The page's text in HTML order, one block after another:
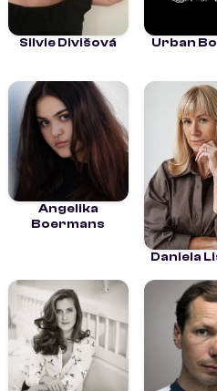
Silvie Divišová Urban
Angelika
Boermans
Daniela